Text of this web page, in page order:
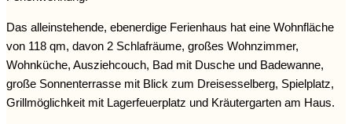
Das alleinstehende, ebenerdige Ferienhaus hat eine Wohnfläche
von 118 qm, davon 2 Schlafräume, großes Wohnzimmer,
Wohnküche, Ausziehcouch, Bad mit Dusche und Badewanne,
große Sonnenterrasse mit Blick zum Dreisesselberg, Spielplatz,
Grillmöglichkeit mit Lagerfeuerplatz und Kräutergarten am Haus.